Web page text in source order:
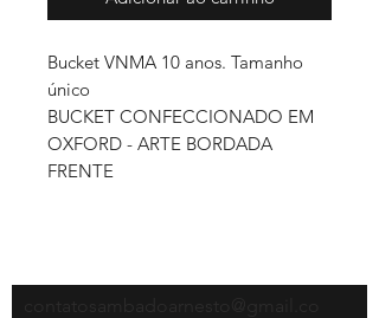
Bucket VNMA 10 anos. Tamanho
único
BUCKET CONFECCIONADO EM
OXFORD - ARTE BORDADA
FRENTE